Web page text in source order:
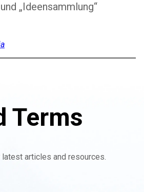
„Ideensammlung“
Terms
articles and resources.